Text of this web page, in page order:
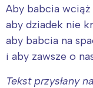
Aby babcia wciąż
aby dziadek nie
aby babcia na
i aby zawsze o
Tekst przysłany